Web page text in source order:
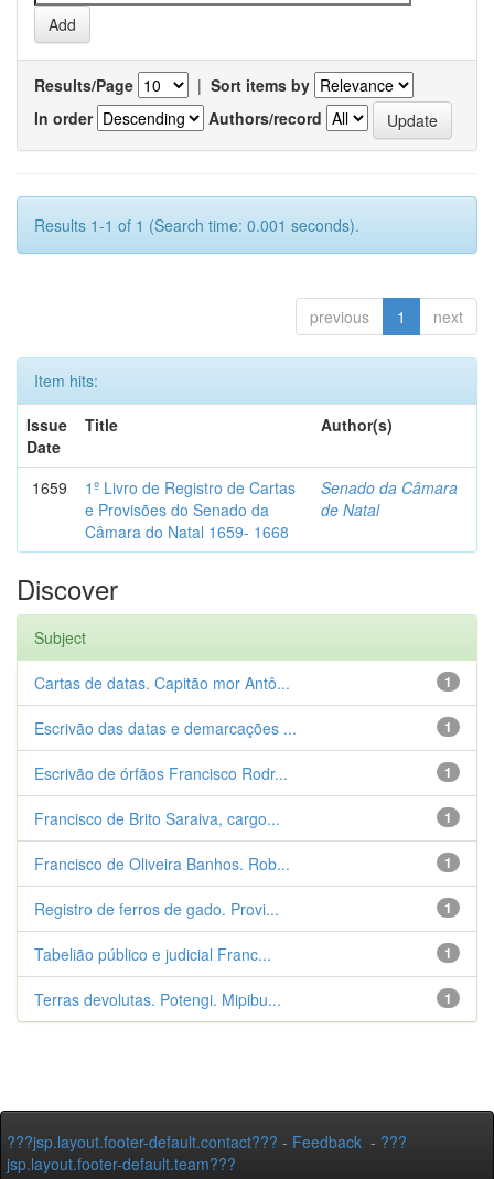
Results/Page | Sort items by
In order
Authors/record
Results 1-1 of 1 (Search time: 0.001 seconds).
previous 1 next
Item hits:
Issue
Date
Title Author(s)
1659
1º Livro de Registro de Cartas
e Provisões do Senado da
Câmara do Natal 1659- 1668
Senado da Câmara
de Natal
Discover
Subject
1
Cartas de datas. Capitão mor Antô...
1
Escrivão das datas e demarcações ...
1
Escrivão de órfãos Francisco Rodr...
1
Francisco de Brito Saraiva, cargo...
1
Francisco de Oliveira Banhos. Rob...
1
Registro de ferros de gado. Provi...
1
Tabelião público e judicial Franc...
1
Terras devolutas. Potengi. Mipibu...
???jsp.layout.footer-default.contact??? - Feedback - ???
jsp.layout.footer-default.team???